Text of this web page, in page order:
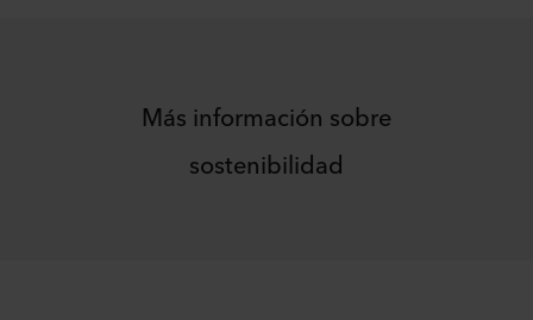
Más información sobre
sostenibilidad